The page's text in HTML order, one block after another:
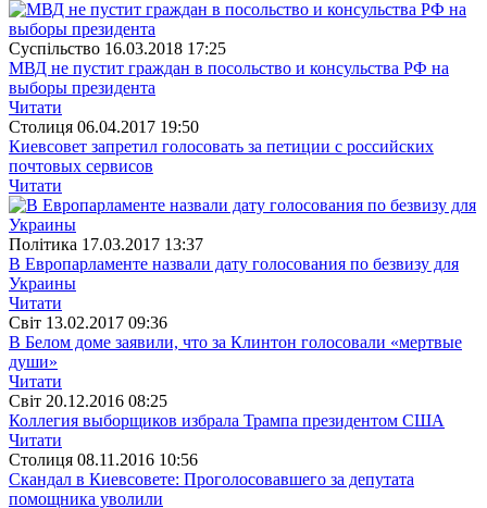
Суспiльство 16.03.2018 17:25
МВД не пустит граждан в посольство и консульства РФ на
выборы президента
Читати
Столиця 06.04.2017 19:50
Киевсовет запретил голосовать за петиции с российских
почтовых сервисов
Читати
Полiтика 17.03.2017 13:37
В Европарламенте назвали дату голосования по безвизу для
Украины
Читати
Свiт 13.02.2017 09:36
В Белом доме заявили, что за Клинтон голосовали «мертвые
души»
Читати
Свiт 20.12.2016 08:25
Коллегия выборщиков избрала Трампа президентом США
Читати
Столиця 08.11.2016 10:56
Скандал в Киевсовете: Проголосовавшего за депутата
помощника уволили